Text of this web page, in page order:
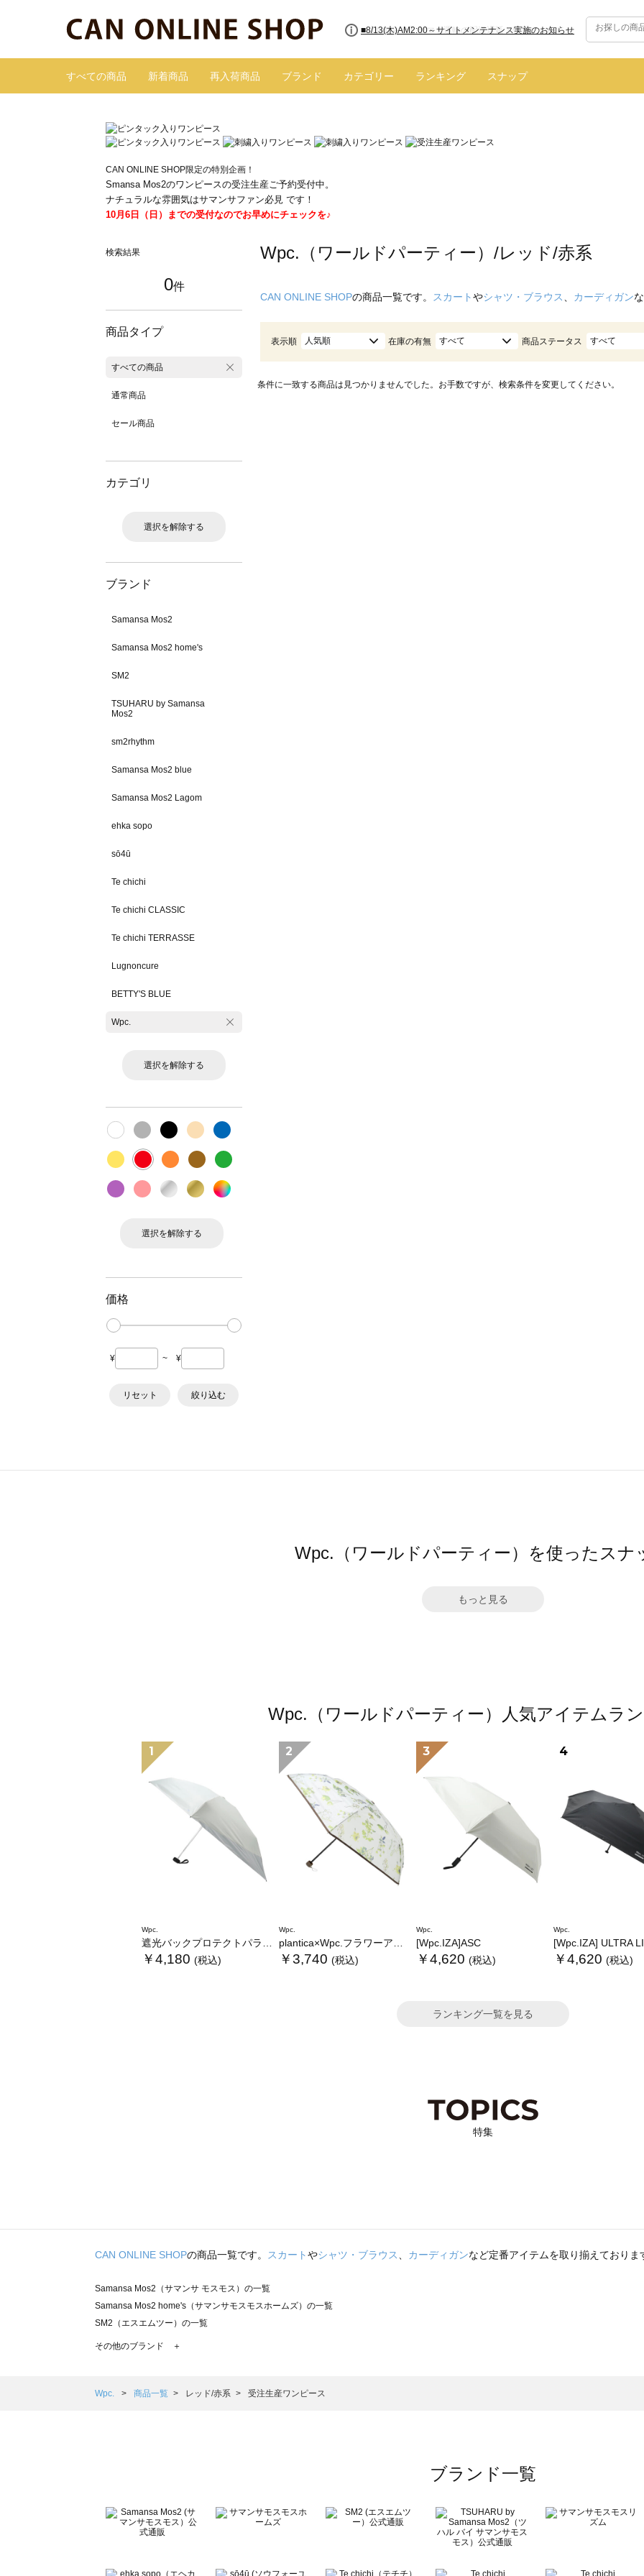
■8/13(木)AM2:00～サイトメンテナンス実施のお知らせ
すべての商品 新着商品 再入荷商品 ブランド カテゴリー ランキング スナップ
CAN ONLINE SHOP限定の特別企画！
Smansa Mos2のワンピースの受注生産ご予約受付中。
ナチュラルな雰囲気はサマンサファン必見 です！
10月6日（日）までの受付なのでお早めにチェックを♪
検索結果
0件
商品タイプ
すべての商品
通常商品
セール商品
カテゴリ
選択を解除する
ブランド
Samansa Mos2
Samansa Mos2 home's
SM2
TSUHARU by Samansa
Mos2
sm2rhythm
Samansa Mos2 blue
Samansa Mos2 Lagom
ehka sopo
sō4ū
Te chichi
Te chichi CLASSIC
Te chichi TERRASSE
Lugnoncure
BETTY'S BLUE
Wpc.
選択を解除する
選択を解除する
価格
¥ ~ ¥
リセット 絞り込む
Wpc.（ワールドパーティー）/レッド/赤系
CAN ONLINE SHOPの商品一覧です。 スカートやシャツ・ブラウス カーディガン
表示順 人気順 在庫の有無 すべて 商品ステータス すべて
条件に一致する商品は見つかりませんでした。お手数ですが、検索条件を変更してください。
Wpc.（ワールドパーティー）を使ったスナ
もっと見る
Wpc.（ワールドパーティー）人気アイテムラ
1
Wpc.
遮光バックプロテクトパラソル tiny
￥4,180 (税込)
2
Wpc.
plantica×Wpc.フラワーアンブレラプラスティックmini
￥3,740 (税込)
3
Wpc.
[Wpc.IZA]ASC
￥4,620 (税込)
4
Wpc.
[Wpc.IZA] ULTRA
￥4,620 (税込)
ランキング一覧を見る
特集
CAN ONLINE SHOPの商品一覧です。 スカートやシャツ・ブラウス、 カーディガンなど定番アイテムを取り揃えておりま
Samansa Mos2（サマンサ モスモス）の一覧
Samansa Mos2 home's（サマンサモスモスホームズ）の一覧
SM2（エスエムツー）の一覧
TSUHARU by Samansa Mos2（ツハルバイサマンサモスモス）の一覧
Samansa Mos2 Lagom（サマンサモスモス ラーゴム）の一覧
BETTY'S BLUE（べティーズブルー）の一覧
Wpc.（ワールドパーティー）の一覧
その他のブランド ＋
Wpc. 商品一覧 レッド/赤系 受注生産ワンピース
ブランド一覧